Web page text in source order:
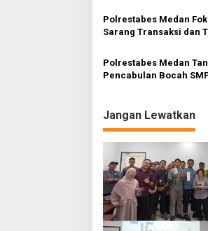
s
Polrestabes Medan
Sarang Transaksi dan
Polrestabes Medan
Pencabulan Bocah
Jangan Lewatkan